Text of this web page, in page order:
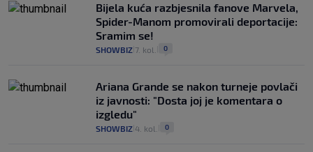
Bijela kuća razbjesnila fanove Marvela,
Spider-Manom promovirali deportacije:
Sramim se!
SHOWBIZ 7. kol. 0
Ariana Grande se nakon turneje povlači
iz javnosti: "Dosta joj je komentara o
izgledu"
SHOWBIZ 4. kol. 0